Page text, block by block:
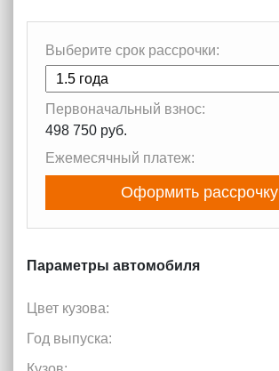
Выберите срок рассрочки:
Первоначальный взнос:
498 750 руб.
Ежемесячный платеж:
Оформить рассрочку
Параметры автомобиля
Цвет кузова:
Год выпуска: